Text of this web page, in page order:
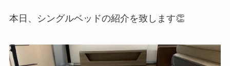
本日、シングルベッドの紹介を致します👏